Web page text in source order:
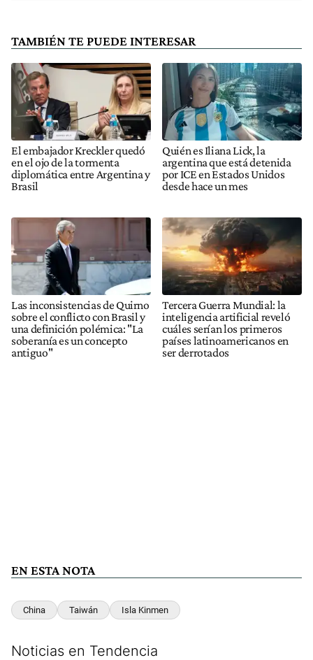
TAMBIÉN TE PUEDE INTERESAR
El embajador Kreckler quedó
en el ojo de la tormenta
diplomática entre Argentina y
Brasil
Quién es Iliana Lick, la
argentina que está detenida
por ICE en Estados Unidos
desde hace un mes
Las inconsistencias de Quirno
sobre el conflicto con Brasil y
una definición polémica: "La
soberanía es un concepto
antiguo"
Tercera Guerra Mundial: la
inteligencia artificial reveló
cuáles serían los primeros
países latinoamericanos en
ser derrotados
EN ESTA NOTA
China Taiwán Isla Kinmen
Noticias en Tendencia